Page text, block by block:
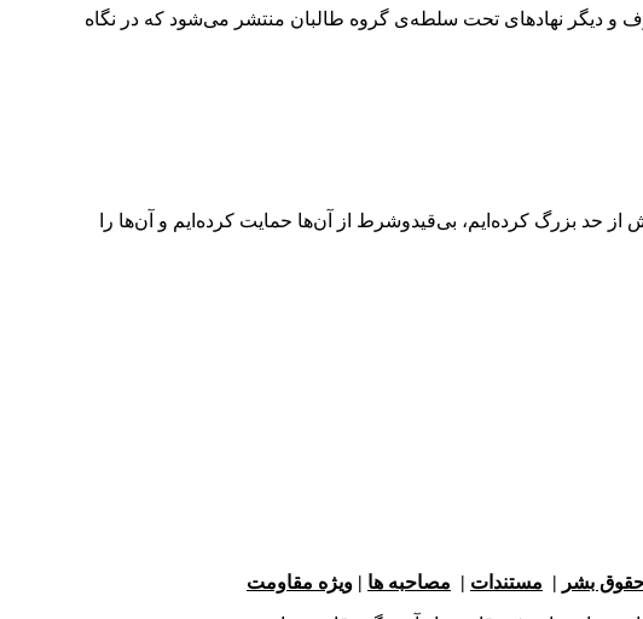
و دیگر نهادهای تحت سلطه‌ی گروه طالبان منتشر می‌شود که در نگاه
حد بزرگ کرده‌ایم، بی‌قیدوشرط از آن‌ها حمایت کرده‌ایم و آن‌ها را
بشر | مستندات | مصاحبه ها | ویژه مقاومت